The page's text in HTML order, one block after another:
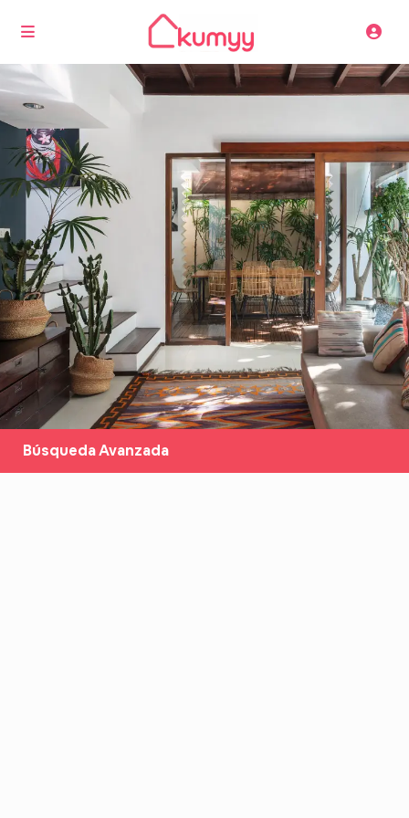
Búsqueda Avanzada